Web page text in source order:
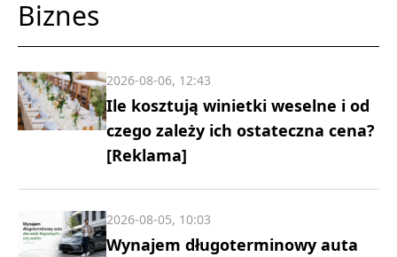
Biznes
Ile kosztują winietki weselne i od
czego zależy ich ostateczna cena?
[Reklama]
2026-08-06, 12:43
Wynajem długoterminowy auta
2026-08-05, 10:03